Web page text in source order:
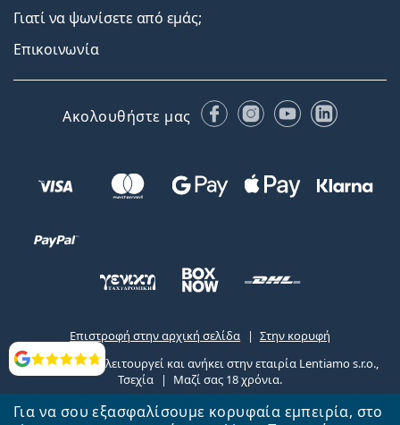
Για να σου εξασφαλίσουμε κορυφαία εμπειρία, στο
Αξιολογήσεις
Γιατί να ψωνίσετε από εμάς;
Επικοινωνία
Ακολουθήστε μας FacebookInstagram
YouTubeLinkedIn
Επιστροφή στην αρχική σελίδα
Στην κορυφή
Το Lentiamo.gr λειτουργεί και ανήκει στην εταιρία Lentiamo s.r.o.,
Τσεχία
Μαζί σας 18 χρόνια.